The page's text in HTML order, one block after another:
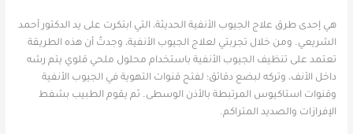
هي إحدى طرق علاج الجيوب الأنفية الحديثة، التي ابتكرت على يد الدكتور أحمد
الشريعي. ومن خلال تجربتي لعلاج الجيوب الأنفية، وجدتُ أن هذه الطريقة
تعتمد على تنظيف الجيوب الأنفية باستخدام محلول ملحي قلوي يتم رشه
داخل الأنف، وتركه لبضع دقائق؛ لفتح قنوات التهوية في الجيوب الأنفية
وقنوات استاكيوس المرتبطة بالأذن الوسطى. ثم يقوم الطبيب بشفط
الإفرازات والصديد المتراكم.